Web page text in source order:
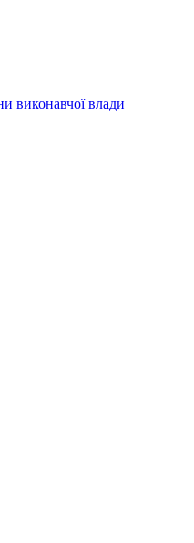
виконавчої влади